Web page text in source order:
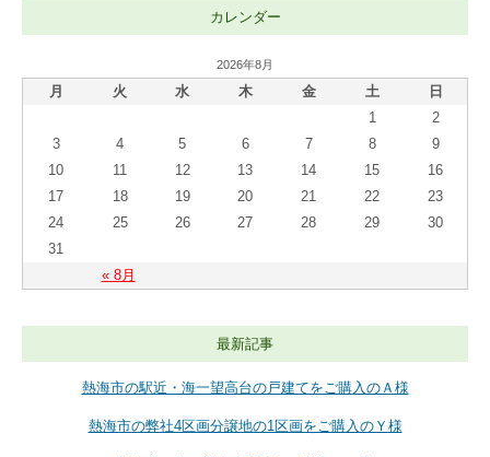
カレンダー
2026年8月
月 火 水 木 金 土 日
« 8月
1
2
3
4 5 6 7 8
9
10
11 12 13 14 15
16
17
18 19 20 21 22
23
24
25 26 27 28 29
30
31
最新記事
熱海市の駅近・海一望高台の戸建てをご購入のＡ様
熱海市の弊社4区画分譲地の1区画をご購入のＹ様